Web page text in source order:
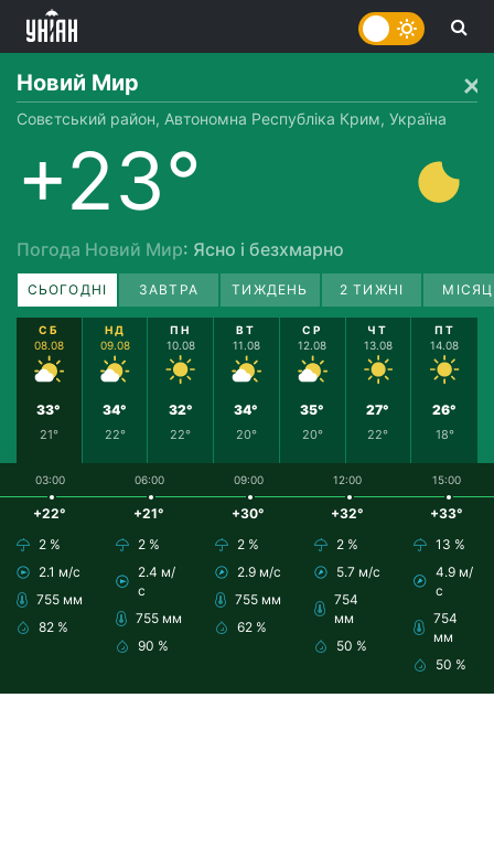
Новий Мир
Совєтський район, Автономна Республіка Крим, Україна
+23°
Погода Новий Мир: Ясно і безхмарно
СЬОГОДНІ ЗАВТРА ТИЖДЕНЬ 2 ТИЖНІ
СБ
08.08
33°
21°
НД
09.08
34°
22°
ПН
10.08
32°
22°
ВТ
11.08
34°
20°
СР
12.08
35°
20°
ЧТ
13.08
27°
22°
ПТ
14.08
26°
18°
03:00
+22°
2 %
2.1 м/с
755 мм
82 %
06:00
+21°
2 %
2.4 м/
с
755 мм
90 %
09:00
+30°
2 %
2.9 м/с
755 мм
62 %
12:00
+32°
2 %
5.7 м/с
754
мм
50 %
15:00
+33°
13 %
4.9 м/
с
754
мм
50 %